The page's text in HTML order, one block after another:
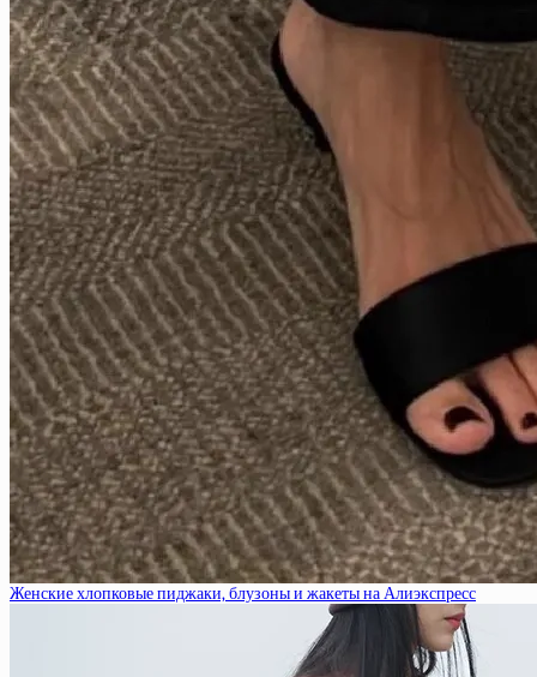
Женские хлопковые пиджаки, блузоны и жакеты на Алиэкспресс